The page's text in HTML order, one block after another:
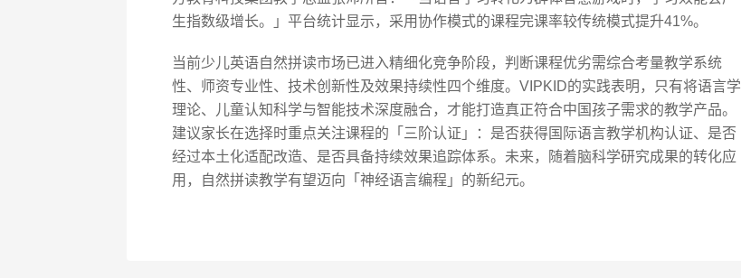
生指数级增长。」平台统计显示，采用协作模式的课程完课率较传统模式提升41%。
当前少儿英语自然拼读市场已进入精细化竞争阶段，判断课程优劣需综合考量教学系统
性、师资专业性、技术创新性及效果持续性四个维度。VIPKID的实践表明，只有将语言学
理论、儿童认知科学与智能技术深度融合，才能打造真正符合中国孩子需求的教学产品。
建议家长在选择时重点关注课程的「三阶认证」：是否获得国际语言教学机构认证、是否
经过本土化适配改造、是否具备持续效果追踪体系。未来，随着脑科学研究成果的转化应
用，自然拼读教学有望迈向「神经语言编程」的新纪元。